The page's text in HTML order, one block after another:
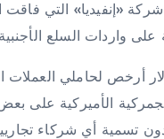
«إنفيديا» التي فاقت
واردات السلع
أرخص لحاملي العملات